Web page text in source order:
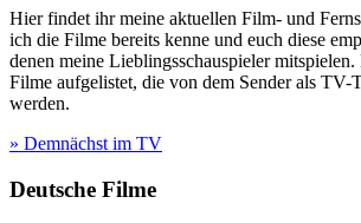
Hier findet ihr meine aktuellen Film- und
ich die Filme bereits kenne und euch diese
denen meine Lieblingsschauspieler mitspielen.
Filme aufgelistet, die von dem Sender als TV-
werden.
» Demnächst im TV
Deutsche Filme